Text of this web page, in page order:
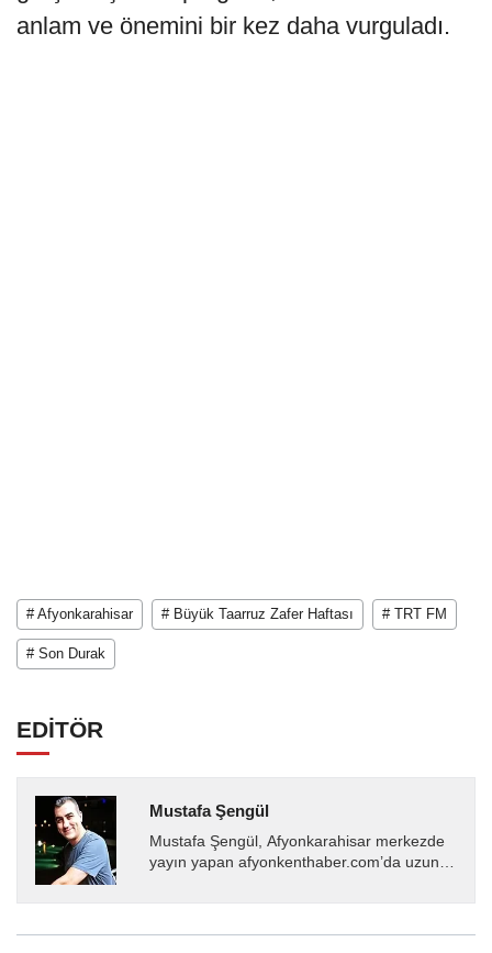
anlam ve önemini bir kez daha vurguladı.
# Afyonkarahisar # Büyük Taarruz Zafer Haftası # TRT FM
# Son Durak
EDİTÖR
Mustafa Şengül
Mustafa Şengül, Afyonkarahisar merkezde
yayın yapan afyonkenthaber.com’da uzun
almakta, haber akışı...